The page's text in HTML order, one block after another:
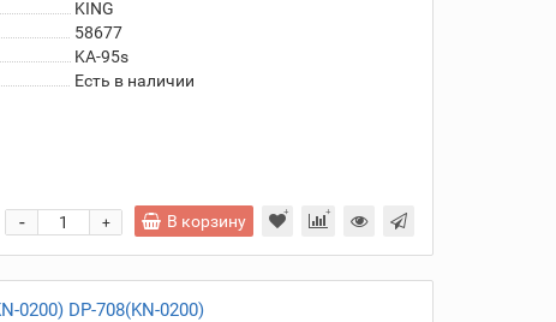
KING
58677
KA-95s
Есть в наличии
+
- В корзину
0200) DP-708(KN-0200)